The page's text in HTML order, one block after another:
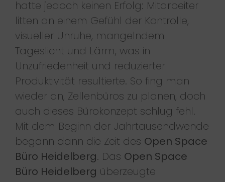
hatte jedoch keinen Erfolg: Mitarbeiter
litten an einem Gefühl der Kontrolle,
visueller Unruhe, mangelndem
Tageslicht und Lärm, was in
Unzufriedenheit und reduzierter
Produktivität resultierte. So fing man
wieder an, Zellenbüros zu planen, doch
auch dieses Bürokonzept schlug fehl.
Mit dem Beginn der Jahrtausendwende
begann dann die Zeit des Open Space
Büro Heidelberg. Das Open Space
Büro Heidelberg überzeugte